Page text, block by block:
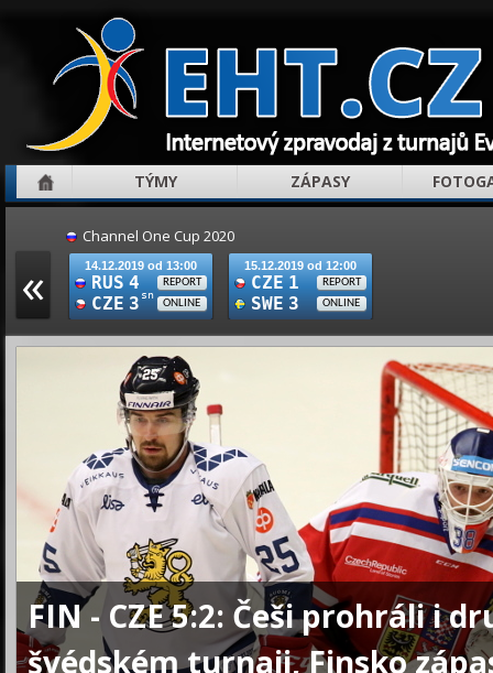
TÝMY ZÁPASY
«
Channel One Cup 2020
14.12.2019 od 13:00
RUS 4 REPORT
CZE 3 sn
ONLINE
15.12.2019 od 12:00
CZE 1 REPORT
SWE 3 ONLINE
FIN - CZE 5:2: Češi prohráli i
švédském turnaji, Finsko